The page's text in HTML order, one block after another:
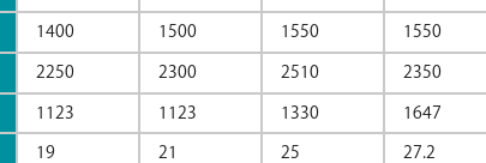
1400 1500 1550 1550
2250 2300 2510 2350
1123 1123 1330 1647
19 21 25 27.2